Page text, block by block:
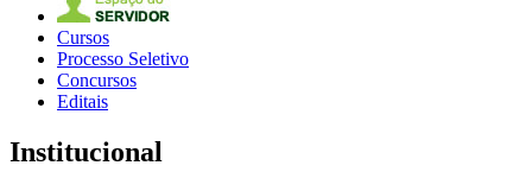
Cursos
Processo Seletivo
Concursos
Editais
Institucional